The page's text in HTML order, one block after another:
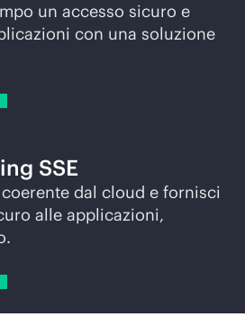
un accesso sicuro e
con una soluzione
SSE
dal cloud e fornisci
alle applicazioni,